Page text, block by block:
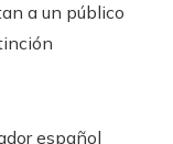
a un público
español